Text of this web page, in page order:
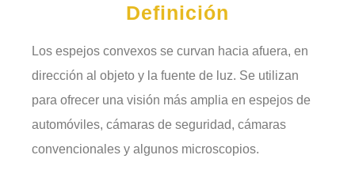
Definición
Los espejos convexos se curvan hacia afuera, en
dirección al objeto y la fuente de luz. Se utilizan
para ofrecer una visión más amplia en espejos de
automóviles, cámaras de seguridad, cámaras
convencionales y algunos microscopios.